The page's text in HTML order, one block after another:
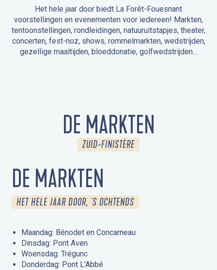
Het hele jaar door biedt La Forêt-Fouesnant
voorstellingen en evenementen voor iedereen! Markten,
tentoonstellingen, rondleidingen, natuuruitstapjes, theater,
concerten, fest-noz, shows, rommelmarkten, wedstrijden,
gezellige maaltijden, bloeddonatie, golfwedstrijden…
DE MARKTEN
ZUID-FINISTÈRE
DE MARKTEN
HET HELE JAAR DOOR, 'S OCHTENDS
Maandag: Bénodet en Concarneau
Dinsdag: Pont Aven
Woensdag: Trégunc
Donderdag: Pont L’Abbé